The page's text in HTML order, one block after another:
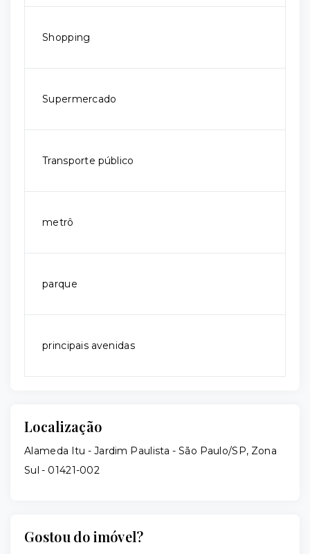
Shopping
Supermercado
Transporte público
metrô
parque
principais avenidas
Localização
Alameda Itu - Jardim Paulista - São Paulo/SP, Zona
Sul - 01421-002
Gostou do imóvel?